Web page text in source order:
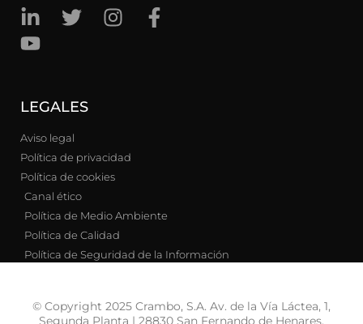
LEGALES
Aviso legal
Política de privacidad
Política de cookies
Canal ético
Política de Medio Ambiente
Política de Calidad
Política de Seguridad de la Información
© Copyright 2025 Crambo, S.A. Av. de la Vía Láctea, 1,
Segunda Planta | 28830 San Fernando de Henares,